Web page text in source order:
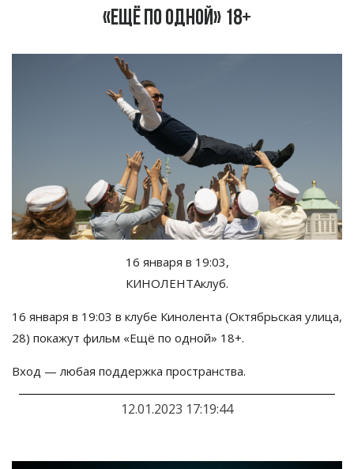
«Ещё по одной» 18+
16 января в 19:03,
КИНОЛЕНТАклуб.
16 января в 19:03 в клубе Кинолента (Октябрьская улица,
28) покажут фильм «Ещё по одной» 18+.
Вход — любая поддержка пространства.
12.01.2023 17:19:44